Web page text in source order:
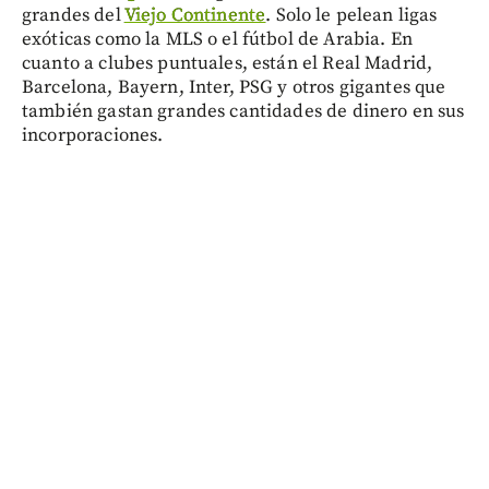
grandes delViejo Continente. Solo le pelean ligas
exóticas como la MLS o el fútbol de Arabia. En
cuanto a clubes puntuales, están el Real Madrid,
Barcelona, Bayern, Inter, PSG y otros gigantes que
también gastan grandes cantidades de dinero en sus
incorporaciones.